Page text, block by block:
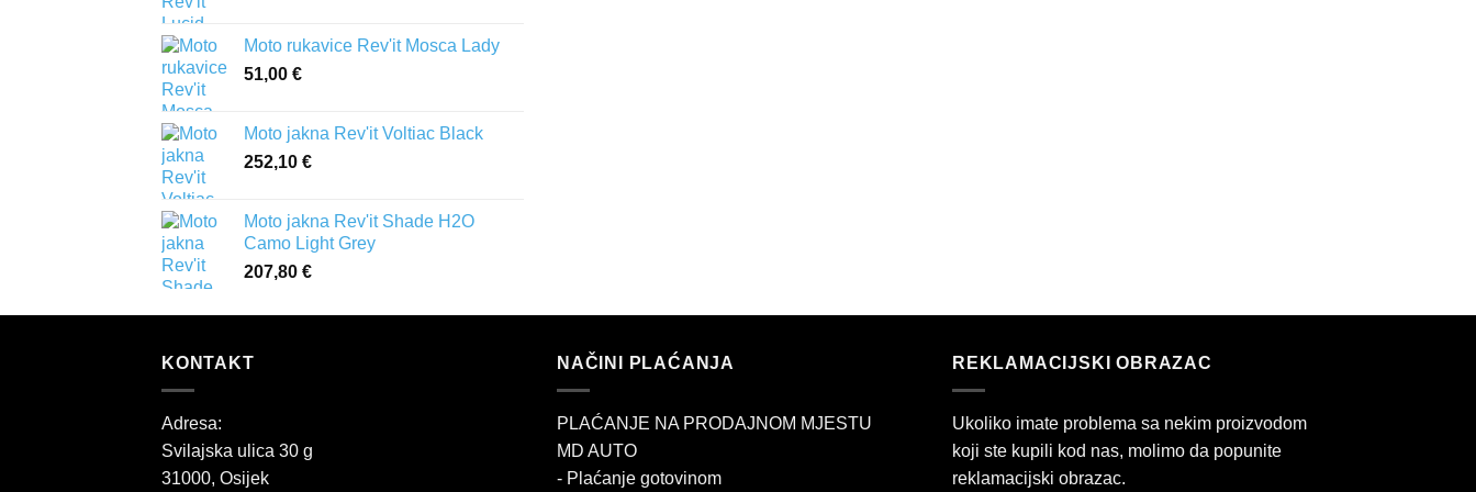
Moto rukavice Rev'it Mosca Lady
51,00 €
Moto jakna Rev'it Voltiac Black
252,10 €
Moto jakna Rev'it Shade H2O
Camo Light Grey
207,80 €
KONTAKT
Adresa:
Svilajska ulica 30 g
31000, Osijek
NAČINI PLAĆANJA
PLAĆANJE NA PRODAJNOM MJESTU
MD AUTO
- Plaćanje gotovinom
REKLAMACIJSKI OBRAZAC
Ukoliko imate problema sa nekim proizvodom
koji ste kupili kod nas, molimo da popunite
reklamacijski obrazac.